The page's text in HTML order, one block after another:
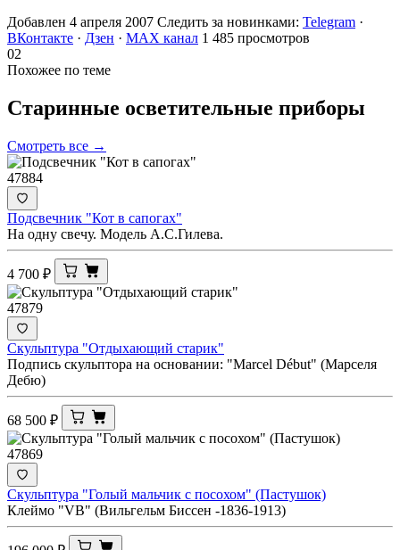
Добавлен 4 апреля 2007 Следить за новинками: Telegram ·
ВКонтакте · Дзен · MAX канал 1 485 просмотров
02
Похожее по теме
Старинные осветительные приборы
Смотреть все →
47884
Подсвечник "Кот в сапогах"
На одну свечу. Модель А.С.Гилева.
4 700 ₽
47879
Скульптура "Отдыхающий старик"
Подпись скульптора на основании: "Marcel Début" (Марселя
Дебю)
68 500 ₽
47869
Скульптура "Голый мальчик с посохом" (Пастушок)
Клеймо "VB" (Вильгельм Биссен -1836-1913)